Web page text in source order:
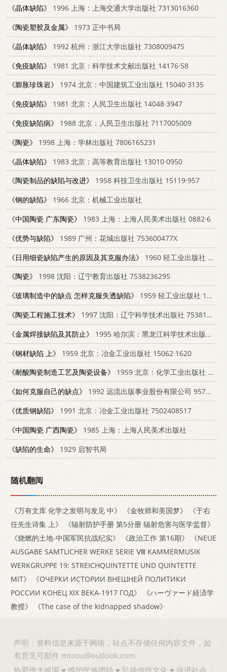
《晶体缺陷》
1996 上海：上海交通大学出版社 7313016360
《陶瓷塑胶及金属》
1973 正中书局
《晶体缺陷》
1992 杭州：浙江大学出版社 7308009475
《免疫缺陷》
1981 北京：科学技术文献出版社 14176·58
《膨胀珍珠岩》
1974 北京：中国建筑工业出版社 15040·3135
《免疫缺陷》
1981 北京：人民卫生出版社 14048·3947
《免疫缺陷病》
1988 北京：人民卫生出版社 7117005009
《陶瓷》
1998 上海：学林出版社 7806165231
《晶体缺陷》
1983 北京：高等教育出版社 13010·0950
《陶瓷制品的缺陷与改进》
1958 科技卫生出版社 15119·957
《钢的缺陷》
1966 北京：机械工业出版社
《中国陶瓷 广东陶瓷》
1983 上海：上海人民美术出版社 0882·6
《优势与缺陷》
1989 广州：花城出版社 753600477X
《日用细瓷缺陷产生的原因及其克服办法》
1960 轻工业出版社 15042·1172
《陶瓷》
1998 沈阳：辽宁教育出版社 7538236295
《玻璃制造中的缺点 怎样克服失透缺陷》
1959 轻工业出版社 15042·624
《陶瓷工程施工技术》
1997 沈阳：辽宁科学技术出版社 7538126147
《金属焊接缺陷及其防止》
1995 哈尔滨：黑龙江科学技术出版社 7538826513
《钢材缺陷 上》
1959 北京：冶金工业出版社 15062·1620
《耐酸陶瓷制造工艺及陶瓷设备》
1959 北京：化学工业出版社 15063·0563
《如何克服自己的缺点》
1992 远流出版事业股份有限公司 9573217244
《优质钢缺陷》
1991 北京：冶金工业出版社 7502408517
《中国陶瓷 广西陶瓷》
1985 上海：上海人民美术出版社
《缺陷的生命》
1929 启智书局
随机翻阅
《万有文库 化学之发明与发见 中》 《金牧师和美国梦》
《于右
任先生诗集 上》
《辐射防护手册 第5分册 辐射危害与医学监督》
《烧燃的土地-中国军民抗战纪实》
《政治工作 第16期》
《NEUE
AUSGABE SAMTLICHER WERKE SERIE Ⅷ KAMMERMUSIK
WERKGRUPPE 19: STREICHQUINTETTE UND QUINTETTE
MIT》
《ОЧЕРКИ ИСТОРИИ ВНЕШНЕЙ ПОЛИТИКИ
РОССИИ КОНЕЦ XIX ВЕКА-1917 ГОД》
《ハーヴァード経済学
教授》
《The case of the kidnapped shadow》
声明：资料信息来源于网络，站点不存储任何内容文件，如
有意见可邮件 mtoou@outlook.com